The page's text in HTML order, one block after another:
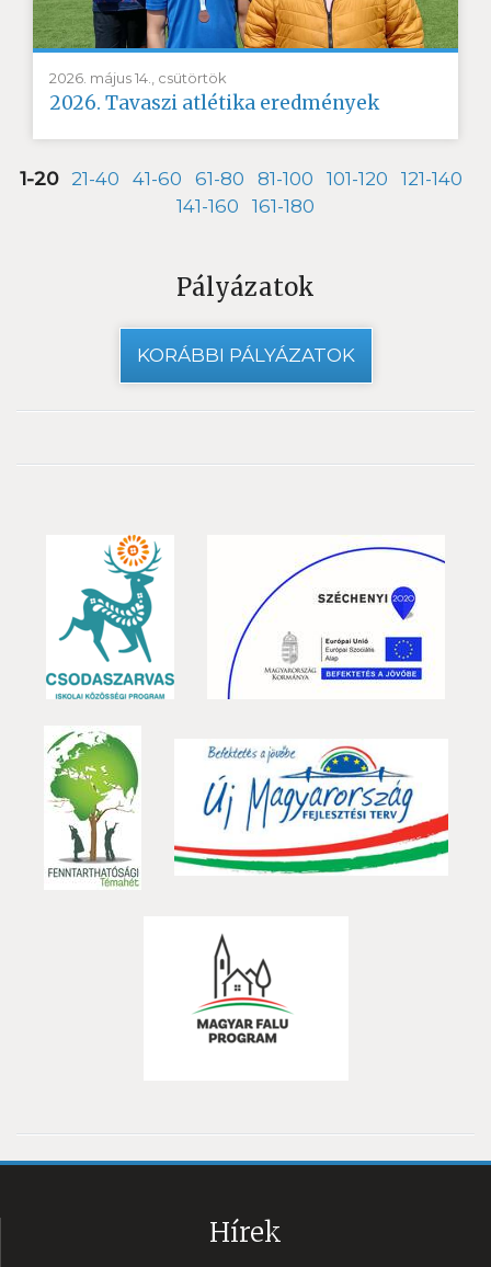
2026. május 14., csütörtök
2026. Tavaszi atlétika eredmények
1-20 21-40 41-60 61-80 81-100 101-120
121-140
141-160
161-180
Pályázatok
KORÁBBI PÁLYÁZATOK
Hírek